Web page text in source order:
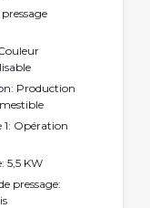
Production
Opération
5,5 KW
pressage: